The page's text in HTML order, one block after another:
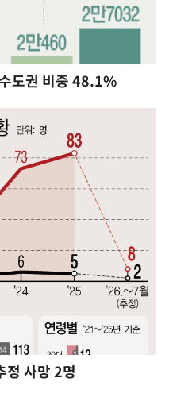
도권 비중 48.1%
사망 2명